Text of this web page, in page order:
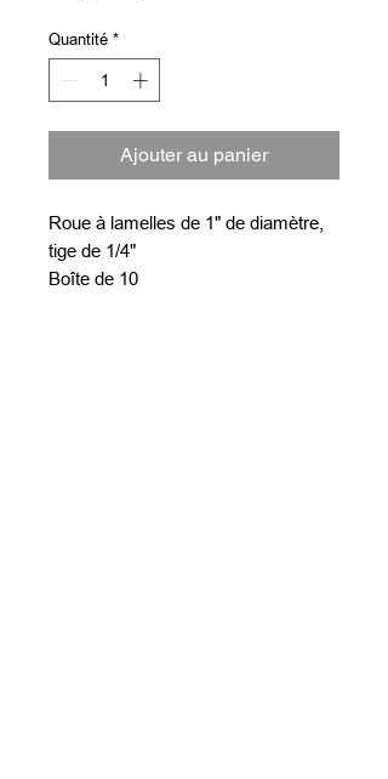
Quantité *
Ajouter au panier
Roue à lamelles de 1" de diamètre,
tige de 1/4"
Boîte de 10